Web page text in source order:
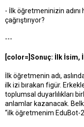
- İlk öğretmeninizin adını
çağrıştırıyor?
---
[color=]Sonuç: İlk İsim,
İlk öğretmenin adı,
ilk izi bırakan figür.
toplumsal duyarlılıkları
anlamlar kazanacak.
“ilk öğretmenim EduBot-